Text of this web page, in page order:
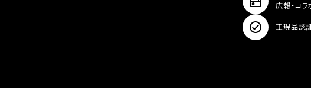
広報・コ
正規品認